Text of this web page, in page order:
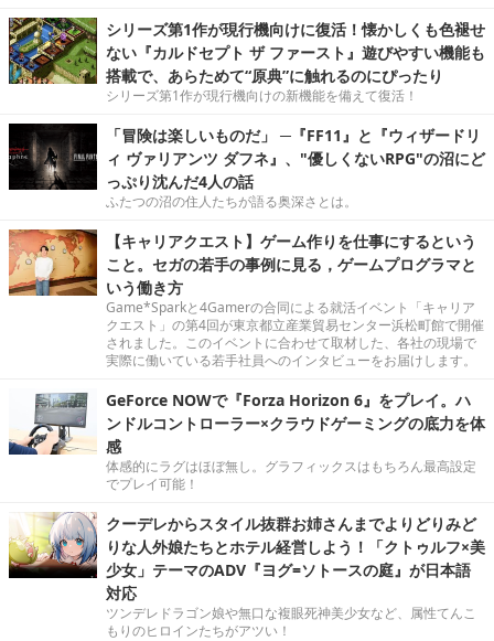
シリーズ第1作が現行機向けに復活！懐かしくも色褪せ
ない『カルドセプト ザ ファースト』遊びやすい機能も
搭載で、あらためて“原典”に触れるのにぴったり
シリーズ第1作が現行機向けの新機能を備えて復活！
「冒険は楽しいものだ」 ─『FF11』と『ウィザードリ
ィ ヴァリアンツ ダフネ』、"優しくないRPG"の沼にど
っぷり沈んだ4人の話
ふたつの沼の住人たちが語る奥深さとは。
【キャリアクエスト】ゲーム作りを仕事にするという
こと。セガの若手の事例に見る，ゲームプログラマと
いう働き方
Game*Sparkと4Gamerの合同による就活イベント「キャリア
クエスト」の第4回が東京都立産業貿易センター浜松町館で開催
されました。このイベントに合わせて取材した、各社の現場で
実際に働いている若手社員へのインタビューをお届けします。
GeForce NOWで『Forza Horizon 6』をプレイ。ハ
ンドルコントローラー×クラウドゲーミングの底力を体
感
体感的にラグはほぼ無し。グラフィックスはもちろん最高設定
でプレイ可能！
クーデレからスタイル抜群お姉さんまでよりどりみど
りな人外娘たちとホテル経営しよう！「クトゥルフ×美
少女」テーマのADV『ヨグ=ソトースの庭』が日本語
対応
ツンデレドラゴン娘や無口な複眼死神美少女など、属性てんこ
もりのヒロインたちがアツい！